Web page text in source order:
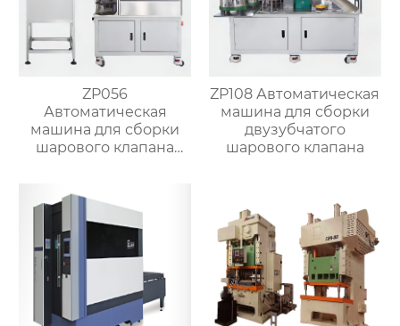
ZP056
Автоматическая
машина для сборки
шарового клапана
ZP108 Автоматическая
машина для сборки
двузубчатого
шарового клапана